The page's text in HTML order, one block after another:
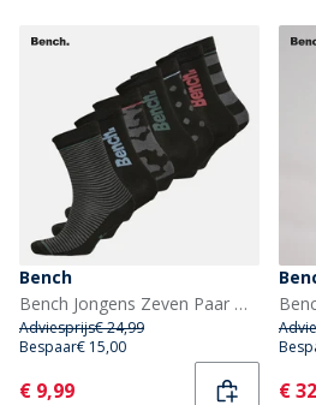
Bench
Bench Jongens Zeven Paar Wynne Sokken Gesorteerd
Adviesprijs€ 24,99
Bespaar€ 15,00
Current
€ 9,99 €